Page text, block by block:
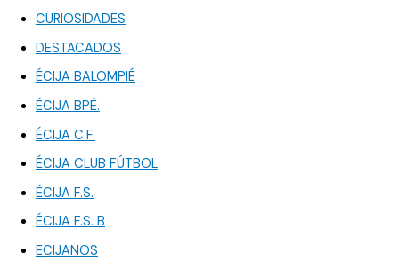
CURIOSIDADES
DESTACADOS
ÉCIJA BALOMPIÉ
ÉCIJA BPÉ.
ÉCIJA C.F.
ÉCIJA CLUB FÚTBOL
ÉCIJA F.S.
ÉCIJA F.S. B
ECIJANOS